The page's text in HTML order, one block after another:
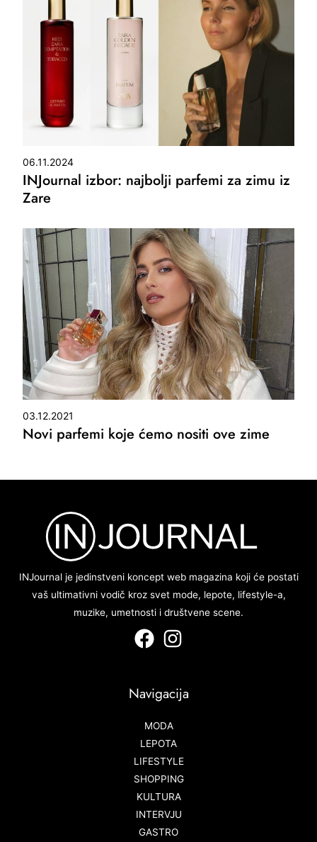
06.11.2024
INJournal izbor: najbolji parfemi za zimu iz
Zare
03.12.2021
Novi parfemi koje ćemo nositi ove zime
INJournal je jedinstveni koncept web magazina koji će postati
vaš ultimativni vodič kroz svet mode, lepote, lifestyle-a,
muzike, umetnosti i društvene scene.
Navigacija
MODA
LEPOTA
LIFESTYLE
SHOPPING
KULTURA
INTERVJU
GASTRO